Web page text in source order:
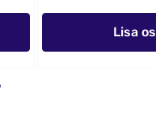
Lisa